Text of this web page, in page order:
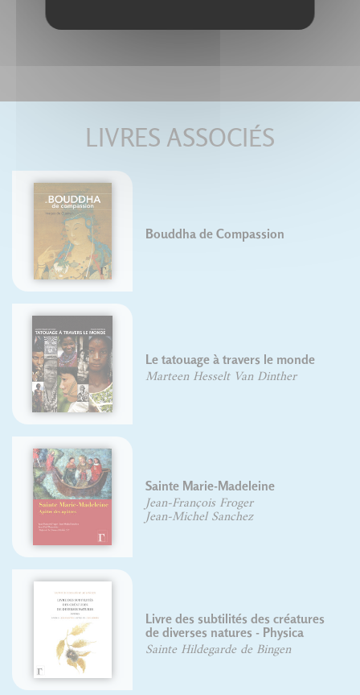
LIVRES ASSOCIÉS
Bouddha de Compassion
Le tatouage à travers le monde
Marteen Hesselt Van Dinther
Sainte Marie-Madeleine
Jean-François Froger
Jean-Michel Sanchez
Livre des subtilités des créatures
de diverses natures - Physica
Sainte Hildegarde de Bingen